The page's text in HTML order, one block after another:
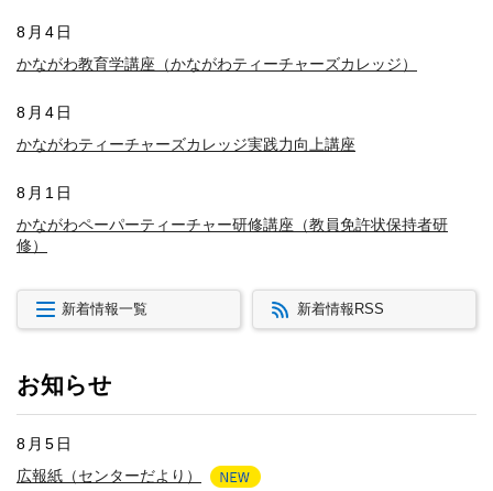
8月4日
かながわ教育学講座（かながわティーチャーズカレッジ）
8月4日
かながわティーチャーズカレッジ実践力向上講座
8月1日
かながわペーパーティーチャー研修講座（教員免許状保持者研
修）
新着情報一覧 新着情報RSS
お知らせ
8月5日
広報紙（センターだより）